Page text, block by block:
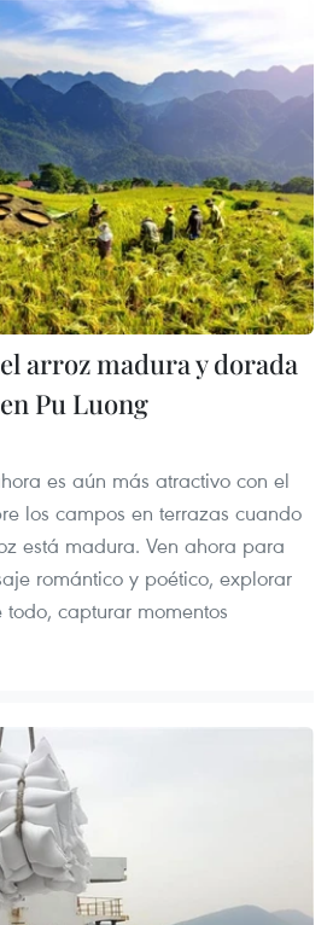
arroz madura y dorada
Pu Luong
es aún más atractivo con el
los campos en terrazas cuando
está madura. Ven ahora para
romántico y poético, explorar
capturar momentos